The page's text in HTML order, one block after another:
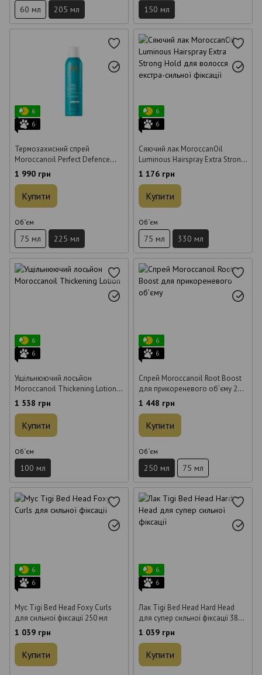
60 мл 205 мл 150 мл
6
6
Термозахисний спрей
Moroccanoil Perfect Defence
Protect Ідеальний захист 225 мл
1 990 грн
Купити
Об`єм
75 мл 225 мл
6
6
Сяючий лак MoroccanOil
Luminous Hairspray Extra Strong
Hold для волосся екстра-
сильної фіксації 330 мл
1 176 грн
Купити
Об`єм
75 мл 330 мл
6
6
Ущільнюючий лосьйон
Moroccanoil Thickening Lotion
100 мл
1 538 грн
Купити
Об`єм
100 мл
6
6
Спрей Moroccanoil Root Boost
для прикореневого об’єму 250
мл
1 448 грн
Купити
Об`єм
250 мл 75 мл
6
6
Мус Tigi Bed Head Foxy Curls
для сильної фіксації 250 мл
1 039 грн
Купити
6
6
Лак Tigi Bed Head Hard Head
для супер сильної фіксації 385
мл
1 039 грн
Купити